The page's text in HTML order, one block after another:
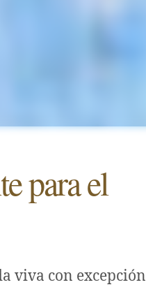
para el
viva con excepción